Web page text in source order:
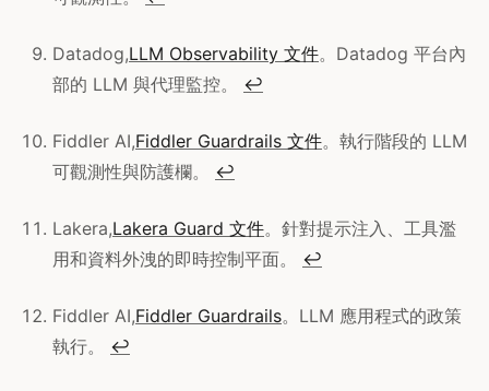
Datadog,LLM Observability 文件。Datadog 平台內
部的 LLM 與代理監控。 ↩
Fiddler AI,Fiddler Guardrails 文件。執行階段的 LLM
可觀測性與防護欄。 ↩
Lakera,Lakera Guard 文件。針對提示注入、工具濫
用和資料外洩的即時控制平面。 ↩
Fiddler AI,Fiddler Guardrails。LLM 應用程式的政策
執行。 ↩